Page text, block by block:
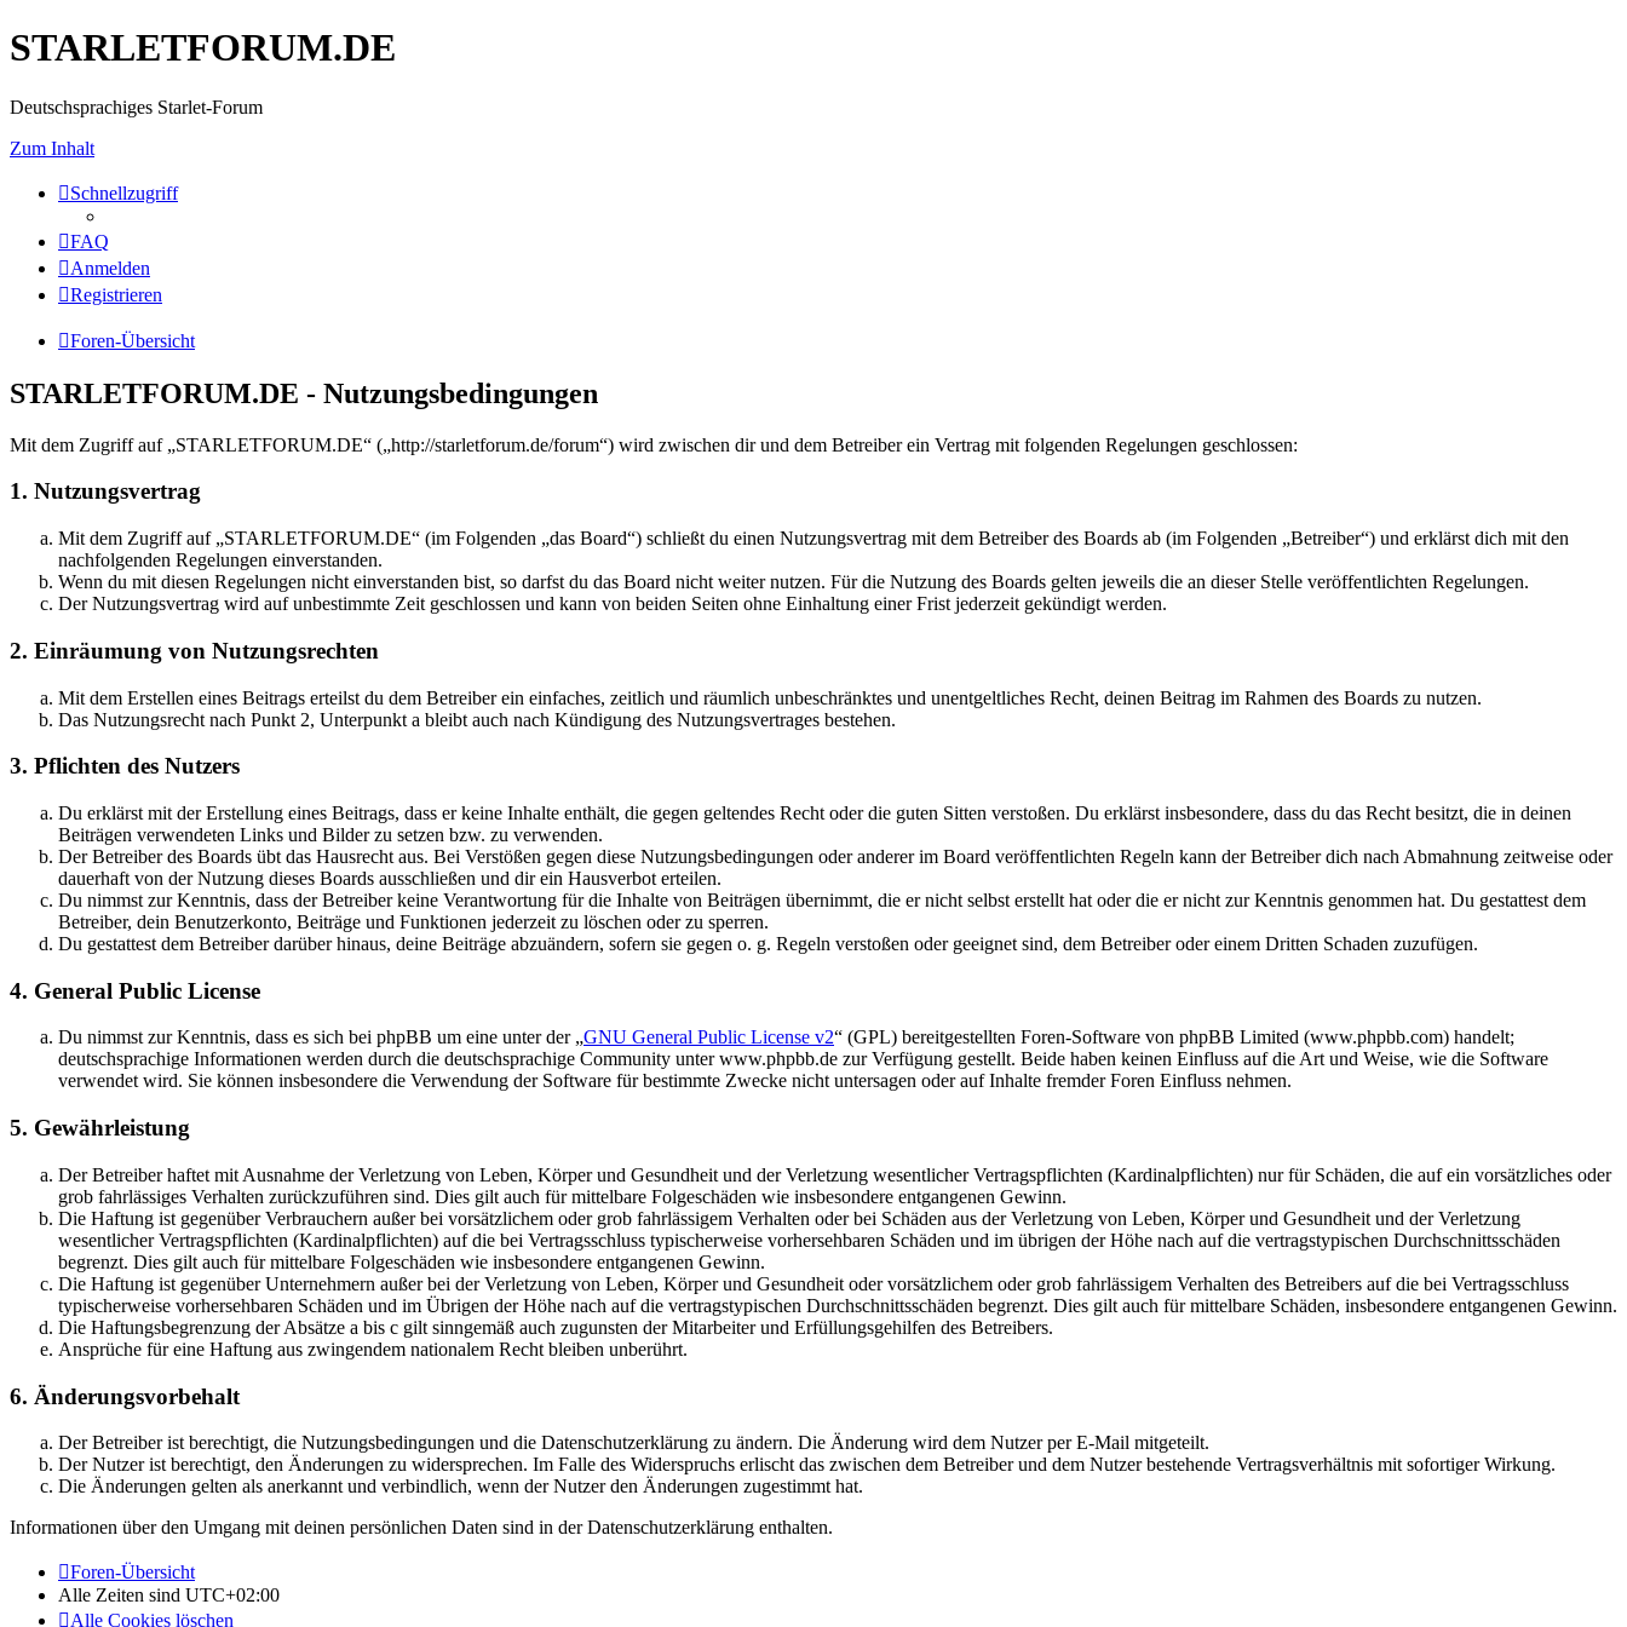
STARLETFORUM.DE
Deutschsprachiges Starlet-Forum
Zum Inhalt
Schnellzugriff
FAQ
Anmelden
Registrieren
Foren-Übersicht
STARLETFORUM.DE - Nutzungsbedingungen
Mit dem Zugriff auf „STARLETFORUM.DE“ („http://starletforum.de/forum“) wird zwischen dir und dem Betreiber ein Vertrag mit folgenden Regelungen geschlossen:
1. Nutzungsvertrag
Mit dem Zugriff auf „STARLETFORUM.DE“ (im Folgenden „das Board“) schließt du einen Nutzungsvertrag mit dem Betreiber des Boards ab (im Folgenden „Betreiber“) und erklärst dich mit den
nachfolgenden Regelungen einverstanden.
Wenn du mit diesen Regelungen nicht einverstanden bist, so darfst du das Board nicht weiter nutzen. Für die Nutzung des Boards gelten jeweils die an dieser Stelle veröffentlichten Regelungen.
Der Nutzungsvertrag wird auf unbestimmte Zeit geschlossen und kann von beiden Seiten ohne Einhaltung einer Frist jederzeit gekündigt werden.
2. Einräumung von Nutzungsrechten
Mit dem Erstellen eines Beitrags erteilst du dem Betreiber ein einfaches, zeitlich und räumlich unbeschränktes und unentgeltliches Recht, deinen Beitrag im Rahmen des Boards zu nutzen.
Das Nutzungsrecht nach Punkt 2, Unterpunkt a bleibt auch nach Kündigung des Nutzungsvertrages bestehen.
3. Pflichten des Nutzers
Du erklärst mit der Erstellung eines Beitrags, dass er keine Inhalte enthält, die gegen geltendes Recht oder die guten Sitten verstoßen. Du erklärst insbesondere, dass du das Recht besitzt, die in deinen
Beiträgen verwendeten Links und Bilder zu setzen bzw. zu verwenden.
Der Betreiber des Boards übt das Hausrecht aus. Bei Verstößen gegen diese Nutzungsbedingungen oder anderer im Board veröffentlichten Regeln kann der Betreiber dich nach Abmahnung zeitweise oder
dauerhaft von der Nutzung dieses Boards ausschließen und dir ein Hausverbot erteilen.
Du nimmst zur Kenntnis, dass der Betreiber keine Verantwortung für die Inhalte von Beiträgen übernimmt, die er nicht selbst erstellt hat oder die er nicht zur Kenntnis genommen hat. Du gestattest dem
Betreiber, dein Benutzerkonto, Beiträge und Funktionen jederzeit zu löschen oder zu sperren.
Du gestattest dem Betreiber darüber hinaus, deine Beiträge abzuändern, sofern sie gegen o. g. Regeln verstoßen oder geeignet sind, dem Betreiber oder einem Dritten Schaden zuzufügen.
4. General Public License
Du nimmst zur Kenntnis, dass es sich bei phpBB um eine unter der „GNU General Public License v2“ (GPL) bereitgestellten Foren-Software von phpBB Limited (www.phpbb.com) handelt;
deutschsprachige Informationen werden durch die deutschsprachige Community unter www.phpbb.de zur Verfügung gestellt. Beide haben keinen Einfluss auf die Art und Weise, wie die Software
verwendet wird. Sie können insbesondere die Verwendung der Software für bestimmte Zwecke nicht untersagen oder auf Inhalte fremder Foren Einfluss nehmen.
5. Gewährleistung
Der Betreiber haftet mit Ausnahme der Verletzung von Leben, Körper und Gesundheit und der Verletzung wesentlicher Vertragspflichten (Kardinalpflichten) nur für Schäden, die auf ein vorsätzliches oder
grob fahrlässiges Verhalten zurückzuführen sind. Dies gilt auch für mittelbare Folgeschäden wie insbesondere entgangenen Gewinn.
Die Haftung ist gegenüber Verbrauchern außer bei vorsätzlichem oder grob fahrlässigem Verhalten oder bei Schäden aus der Verletzung von Leben, Körper und Gesundheit und der Verletzung
wesentlicher Vertragspflichten (Kardinalpflichten) auf die bei Vertragsschluss typischerweise vorhersehbaren Schäden und im übrigen der Höhe nach auf die vertragstypischen Durchschnittsschäden
begrenzt. Dies gilt auch für mittelbare Folgeschäden wie insbesondere entgangenen Gewinn.
Die Haftung ist gegenüber Unternehmern außer bei der Verletzung von Leben, Körper und Gesundheit oder vorsätzlichem oder grob fahrlässigem Verhalten des Betreibers auf die bei Vertragsschluss
typischerweise vorhersehbaren Schäden und im Übrigen der Höhe nach auf die vertragstypischen Durchschnittsschäden begrenzt. Dies gilt auch für mittelbare Schäden, insbesondere entgangenen Gewinn.
Die Haftungsbegrenzung der Absätze a bis c gilt sinngemäß auch zugunsten der Mitarbeiter und Erfüllungsgehilfen des Betreibers.
Ansprüche für eine Haftung aus zwingendem nationalem Recht bleiben unberührt.
6. Änderungsvorbehalt
Der Betreiber ist berechtigt, die Nutzungsbedingungen und die Datenschutzerklärung zu ändern. Die Änderung wird dem Nutzer per E-Mail mitgeteilt.
Der Nutzer ist berechtigt, den Änderungen zu widersprechen. Im Falle des Widerspruchs erlischt das zwischen dem Betreiber und dem Nutzer bestehende Vertragsverhältnis mit sofortiger Wirkung.
Die Änderungen gelten als anerkannt und verbindlich, wenn der Nutzer den Änderungen zugestimmt hat.
Informationen über den Umgang mit deinen persönlichen Daten sind in der Datenschutzerklärung enthalten.
Foren-Übersicht
Alle Zeiten sind UTC+02:00
Alle Cookies löschen